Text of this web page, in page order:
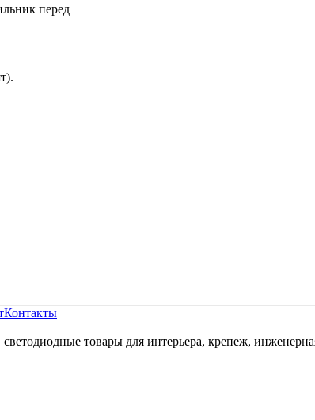
перед
Контакты
товары для интерьера, крепеж,